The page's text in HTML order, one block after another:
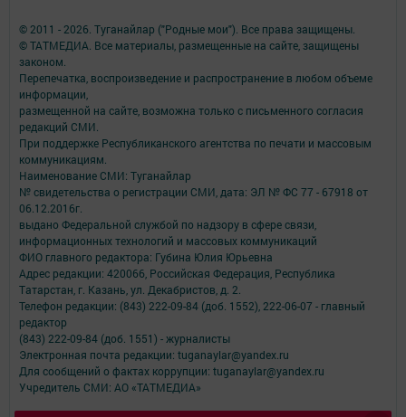
© 2011 - 2026. Туганайлар ("Родные мои"). Все права защищены.
© ТАТМЕДИА. Все материалы, размещенные на сайте, защищены
законом.
Перепечатка, воспроизведение и распространение в любом объеме
информации,
размещенной на сайте, возможна только с письменного согласия
редакций СМИ.
При поддержке Республиканского агентства по печати и массовым
коммуникациям.
Наименование СМИ: Туганайлар
№ свидетельства о регистрации СМИ, дата: ЭЛ № ФС 77 - 67918 от
06.12.2016г.
выдано Федеральной службой по надзору в сфере связи,
информационных технологий и массовых коммуникаций
ФИО главного редактора: Губина Юлия Юрьевна
Адрес редакции: 420066, Российская Федерация, Республика
Татарстан, г. Казань, ул. Декабристов, д. 2.
Телефон редакции: (843) 222-09-84 (доб. 1552), 222-06-07 - главный
редактор
(843) 222-09-84 (доб. 1551) - журналисты
Электронная почта редакции: tuganaylar@yandex.ru
Для сообщений о фактах коррупции: tuganaylar@yandex.ru
Учредитель СМИ: АО «ТАТМЕДИА»